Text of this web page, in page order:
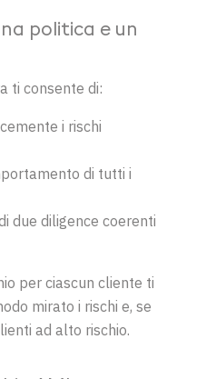
politica e un
ti consente di:
i rischi
di tutti i
due diligence coerenti
per ciascun cliente ti
mirato i rischi e, se
ad alto rischio.